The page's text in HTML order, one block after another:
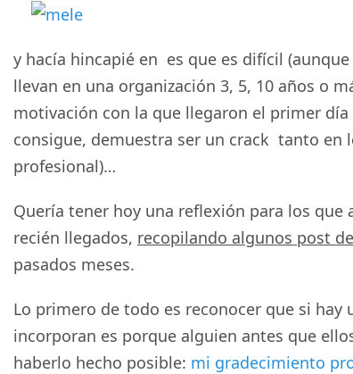
y hacía hincapié en es que es difícil
llevan en una organización 3, 5, 10 años o
motivación con la que llegaron el primer
consigue, demuestra ser un crack tanto en
profesional)…
Quería tener hoy una reflexión para los que
recién llegados, recopilando algunos post
pasados meses.
Lo primero de todo es reconocer que si hay
incorporan es porque alguien antes que
haberlo hecho posible: mi gradecimiento